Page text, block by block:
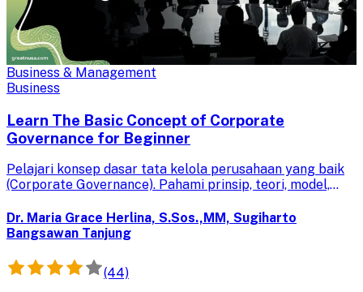
Business & Management
Business
Learn The Basic Concept of Corporate
Governance for Beginner
Pelajari konsep dasar tata kelola perusahaan yang baik
(Corporate Governance). Pahami prinsip, teori, model,
pengambilan keputusan yang efektif.
Dr. Maria Grace Herlina, S.Sos.,MM, Sugiharto
Bangsawan Tanjung
(44)